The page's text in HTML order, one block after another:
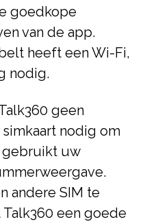
goedkope
van de app.
heeft een Wi-Fi,
nodig.
geen
nodig om
gebruikt uw
andere SIM te
Talk360 een goede